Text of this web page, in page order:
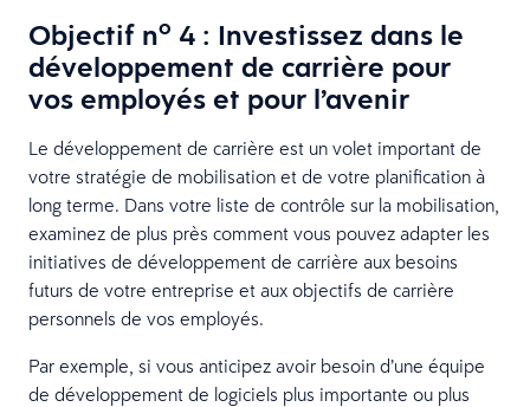
Objectif no 4 : Investissez dans le
développement de carrière pour
vos employés et pour l’avenir
Le développement de carrière est un volet important de
votre stratégie de mobilisation et de votre planification à
long terme. Dans votre liste de contrôle sur la mobilisation,
examinez de plus près comment vous pouvez adapter les
initiatives de développement de carrière aux besoins
futurs de votre entreprise et aux objectifs de carrière
personnels de vos employés.
Par exemple, si vous anticipez avoir besoin d’une équipe
de développement de logiciels plus importante ou plus